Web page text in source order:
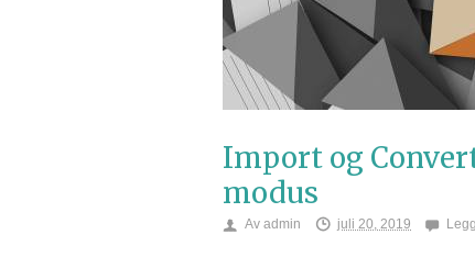
Import og
modus
Av admin juli 20, 2019